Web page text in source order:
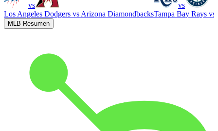
vs
Los Angeles Dodgers vs Arizona Diamondbacks
vs
Tampa Bay Rays vs
MLB Resumen